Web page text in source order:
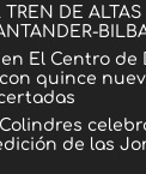
DE ALTAS
El Centro de
quince
Colindres
de las